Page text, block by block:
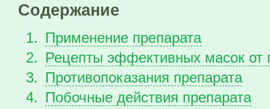
Содержание
Применение препарата
Рецепты эффективных масок
Противопоказания препарата
Побочные действия препарата